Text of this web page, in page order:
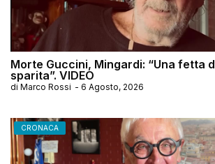
Morte Guccini, Mingardi: “Una fetta
sparita”. VIDEO
di Marco Rossi - 6 Agosto, 2026
CRONACA